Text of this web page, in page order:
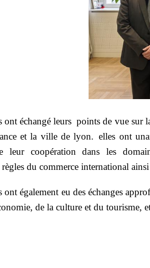
ont échangé leurspoints de vue sur
et la ville de lyon.elles ont
leur coopération dans les
du commerce international
ont également eu des échanges app
de la culture et du tourisme,